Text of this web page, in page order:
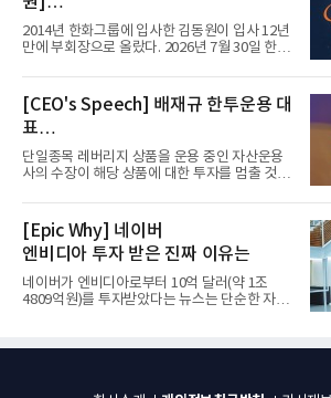
입사 12년 만에 금융계열 수장 등극
2014년 한화그룹에 입사한 김동원이 입사 12년
만에 부회장으로 올랐다. 2026년 7월 30일 한화
[CEO's Speech] 배재규 한투운용 대
표
“개별종목 레버리지 투자 지금이라도
멈춰라”
단일종목 레버리지 상품을 운용 중인 자산운용
사의 수장이 해당 상품에 대한 투자를 멈출 것을
[Epic Why] 네이버
엔비디아 투자 받은 진짜 이유는
네이버가 엔비디아로부터 10억 달러(약 1조
4809억원)를 투자받았다는 뉴스는 단순한 자금